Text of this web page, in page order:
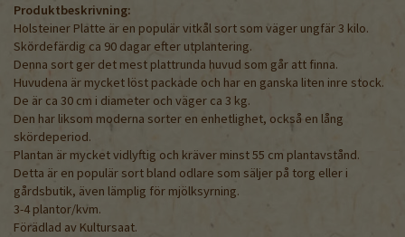
Produktbeskrivning:
Holsteiner Platte är en populär vitkål sort som väger ungfär 3 kilo.
Skördefärdig ca 90 dagar efter utplantering.
Denna sort ger det mest plattrunda huvud som går att finna.
Huvudena är mycket löst packade och har en ganska liten inre stock.
De är ca 30 cm i diameter och väger ca 3 kg.
Den har liksom moderna sorter en enhetlighet, också en lång
skördeperiod.
Plantan är mycket vidlyftig och kräver minst 55 cm plantavstånd.
Detta är en populär sort bland odlare som säljer på torg eller i
gårdsbutik, även lämplig för mjölksyrning.
3-4 plantor/kvm.
Förädlad av Kultursaat.